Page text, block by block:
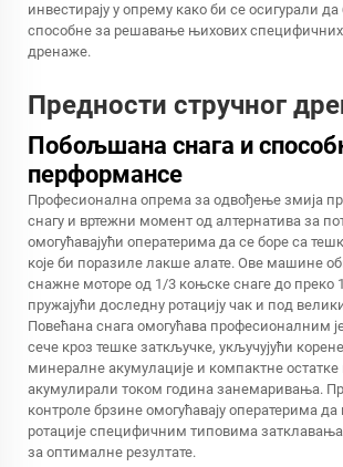
инвестирају у опрему како би се осигурали
способне за решавање њихових
дренаже.
Предности стручног
Побољшана снага и
перформансе
Професионална опрема за одвођење змија
снагу и вртежни момент од алтернатива за
омогућавајући оператерима да се боре са
које би поразиле лакше алате. Ове машине
снажне моторе од 1/3 коњске снаге до преко
пружајући доследну ротацију чак и под
Повећана снага омогућава професионалним
сече кроз тешке заткључке, укључујући
минералне акумулације и компактне остатке
акумулирали током година занемаривања.
контроле брзине омогућавају оператерима
ротације специфичним типовима
за оптималне резултате.